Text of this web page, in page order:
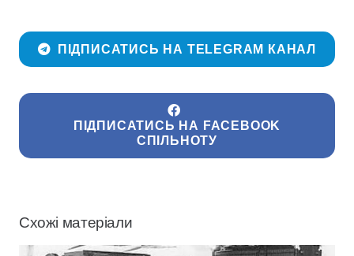
ПІДПИСАТИСЬ НА TELEGRAM КАНАЛ
ПІДПИСАТИСЬ НА FACEBOOK
СПІЛЬНОТУ
Схожі матеріали